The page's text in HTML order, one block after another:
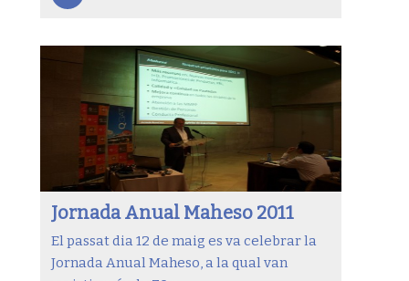
Jornada Anual Maheso 2011
El passat dia 12 de maig es va celebrar la
Jornada Anual Maheso, a la qual van